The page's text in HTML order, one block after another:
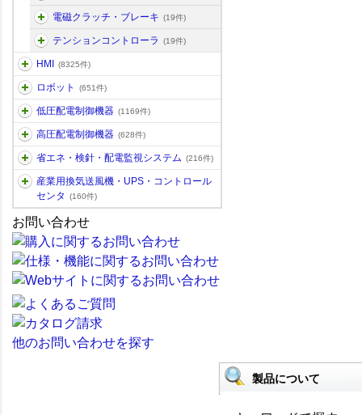
電磁クラッチ・ブレーキ (19件)
テンションコントローラ (19件)
HMI (8325件)
ロボット (651件)
低圧配電制御機器 (1169件)
高圧配電制御機器 (628件)
省エネ・検針・配電監視システム (216件)
産業用換気送風機・UPS・コントロール
センタ
(160件)
お問い合わせ
他のお問い合わせを探す
製品について